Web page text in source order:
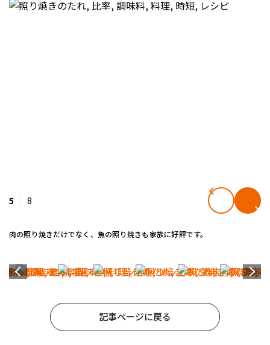
5 8
肉の照り焼きだけでなく、魚の照り焼きも家族に好評です。
記事ページに戻る